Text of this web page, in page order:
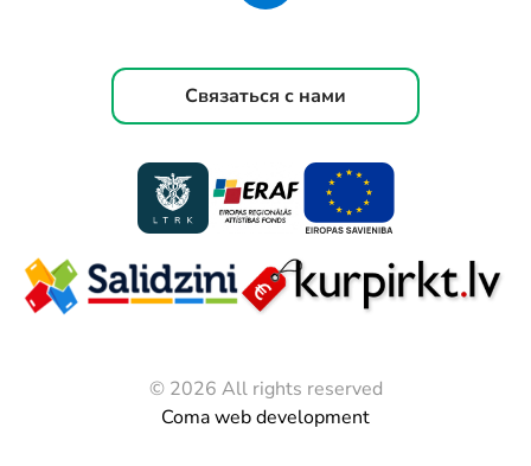
Связаться с нами
© 2026 All rights reserved
Coma web development